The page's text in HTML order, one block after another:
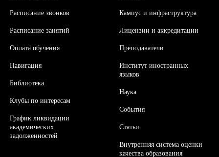
Расписание звонков
Расписание занятий
Оплата обучения
Навигация
Библиотека
Клубы по интересам
График ликвидации
академических
задолженностей
Кампус и инфраструктура
Лицензии и аккредитации
Преподаватели
Институт иностранных
языков
Наука
События
Статьи
Внутренняя система оценки
качества образования